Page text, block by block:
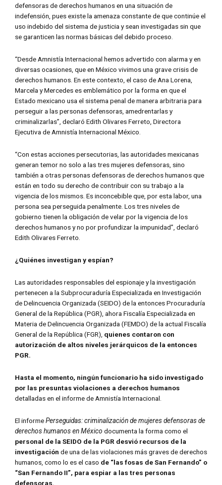
defensoras de derechos humanos en una situación de
indefensión, pues existe la amenaza constante de que continúe el
uso indebido del sistema de justicia y sean investigadas sin que
se garanticen las normas básicas del debido proceso.
“Desde Amnistía Internacional hemos advertido con alarma y en
diversas ocasiones, que en México vivimos una grave crisis de
derechos humanos. En este contexto, el caso de Ana Lorena,
Marcela y Mercedes es emblemático por la forma en que el
Estado mexicano usa el sistema penal de manera arbitraria para
perseguir a las personas defensoras, amedrentarlas y
criminalizarlas”, declaró Edith Olivares Ferreto, Directora
Ejecutiva de Amnistía Internacional México.
“Con estas acciones persecutorias, las autoridades mexicanas
generan temor no solo a las tres mujeres defensoras, sino
también a otras personas defensoras de derechos humanos que
están en todo su derecho de contribuir con su trabajo a la
vigencia de los mismos. Es inconcebible que, por esta labor, una
persona sea perseguida penalmente. Los tres niveles de
gobierno tienen la obligación de velar por la vigencia de los
derechos humanos y no por profundizar la impunidad”, declaró
Edith Olivares Ferreto.
¿Quiénes investigan y espían?
Las autoridades responsables del espionaje y la investigación
pertenecen a la Subprocuraduría Especializada en Investigación
de Delincuencia Organizada (SEIDO) de la entonces Procuraduría
General de la República (PGR), ahora Fiscalía Especializada en
Materia de Delincuencia Organizada (FEMDO) de la actual Fiscalía
General de la República (FGR), quienes contaron con
autorización de altos niveles jerárquicos de la entonces
PGR.
Hasta el momento, ningún funcionario ha sido investigado
por las presuntas violaciones a derechos humanos
detalladas en el informe de Amnistía Internacional.
El informePerseguidas: criminalización de mujeres defensoras de
derechos humanos en México documenta la forma como el
personal de la SEIDO de la PGR desvió recursos de la
investigación de una de las violaciones más graves de derechos
humanos, como lo es el caso de “las fosas de San Fernando” o
“San Fernando II”, para espiar a las tres personas
defensoras.